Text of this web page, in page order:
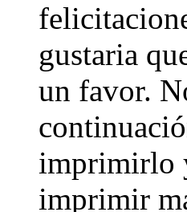
gustaria
un favor.
imprimirlo
imprimir